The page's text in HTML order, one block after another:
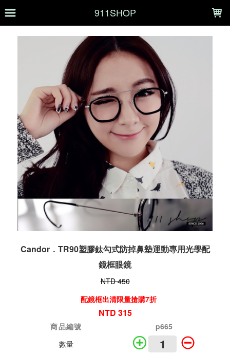
911SHOP
Candor．TR90塑膠鈦勾式防掉鼻墊運動專用光學配
鏡框眼鏡
NTD 450
配鏡框出清限量搶購7折
NTD 315
商品編號
p665
數量